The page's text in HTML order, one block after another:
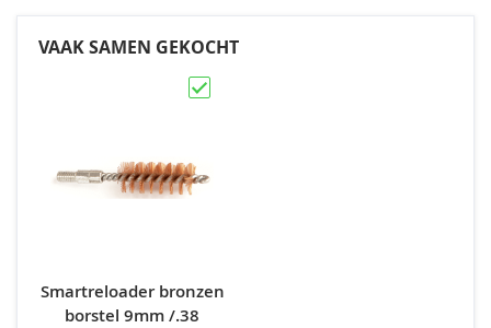
VAAK SAMEN GEKOCHT
Smartreloader bronzen
borstel 9mm /.38